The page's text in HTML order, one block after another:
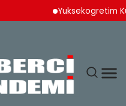
Yuksekogretim